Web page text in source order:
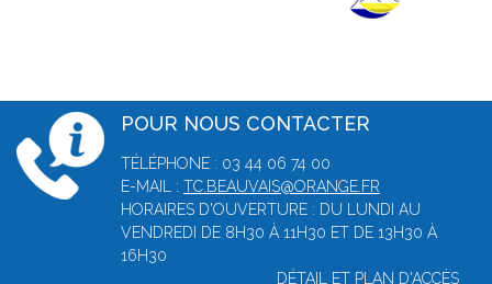
POUR NOUS CONTACTER
TÉLÉPHONE : 03 44 06 74 00
E-MAIL : TC.BEAUVAIS@ORANGE.FR
HORAIRES D'OUVERTURE : DU LUNDI AU
VENDREDI DE 8H30 À 11H30 ET DE 13H30 À
16H30
DÉTAIL ET PLAN D'ACCÈS